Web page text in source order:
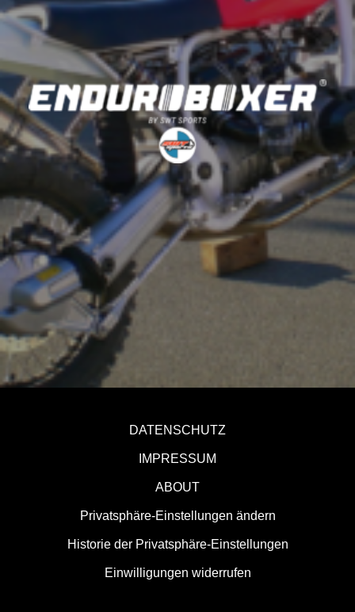
DATENSCHUTZ
IMPRESSUM
ABOUT
Privatsphäre-Einstellungen ändern
Historie der Privatsphäre-Einstellungen
Einwilligungen widerrufen